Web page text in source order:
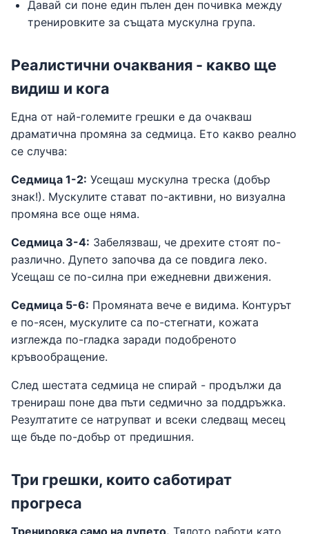
Давай си поне един пълен ден почивка между
тренировките за същата мускулна група.
Реалистични очаквания - какво ще
видиш и кога
Една от най-големите грешки е да очакваш
драматична промяна за седмица. Ето какво реално
се случва:
Седмица 1-2: Усещаш мускулна треска (добър
знак!). Мускулите стават по-активни, но визуална
промяна все още няма.
Седмица 3-4: Забелязваш, че дрехите стоят по-
различно. Дупето започва да се повдига леко.
Усещаш се по-силна при ежедневни движения.
Седмица 5-6: Промяната вече е видима. Контурът
е по-ясен, мускулите са по-стегнати, кожата
изглежда по-гладка заради подобреното
кръвообращение.
След шестата седмица не спирай - продължи да
тренираш поне два пъти седмично за поддръжка.
Резултатите се натрупват и всеки следващ месец
ще бъде по-добър от предишния.
Три грешки, които саботират
прогреса